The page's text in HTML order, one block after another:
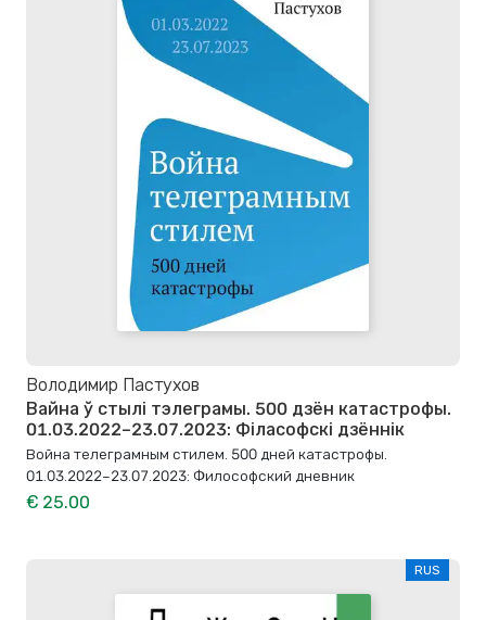
Володимир Пастухов
Вайна ў стылі тэлеграмы. 500 дзён катастрофы.
01.03.2022–23.07.2023: Філасофскі дзённік
Война телеграмным стилем. 500 дней катастрофы.
01.03.2022–23.07.2023: Философский дневник
€ 25.00
RUS